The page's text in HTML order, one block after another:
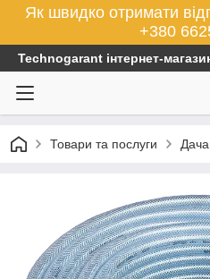
Як швидко отримати
+380
Technogarant інтернет-
Товари та послуги